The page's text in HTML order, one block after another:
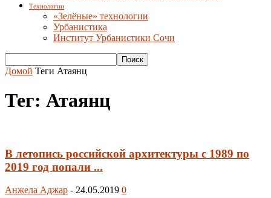
Технологии
«Зелёные» технологии
Урбанистика
Институт Урбанистики Сочи
Домой Теги Атаянц
Тег: Атаянц
В летопись российской архитектуры с 1989 по
2019 год попали ...
Анжела Аджар - 24.05.2019 0